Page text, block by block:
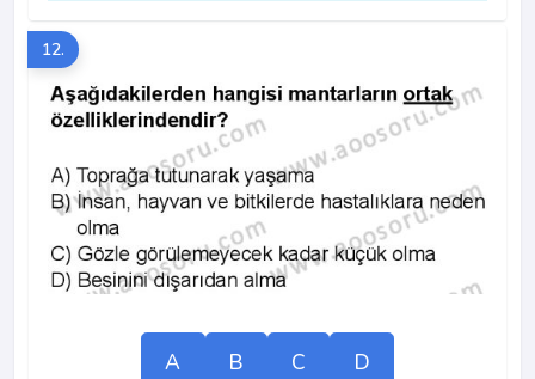
12.
A B C D